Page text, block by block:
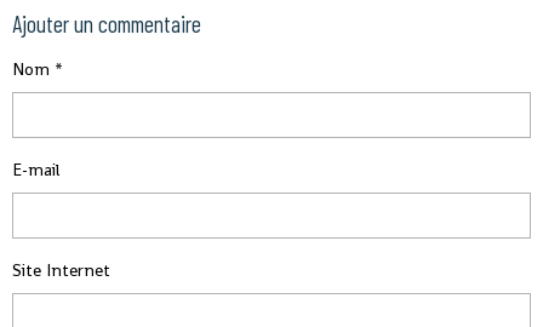
Ajouter un commentaire
Nom
E-mail
Site Internet